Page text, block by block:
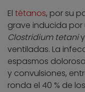
El tétanos, por su
grave inducida
Clostridium tetani
ventiladas. La
espasmos
y convulsiones,
ronda el 40 % de